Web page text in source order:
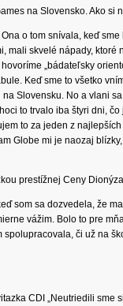
na Slovensko. Ako si
o tom snívala, keď
mali skvelé nápady,
„bádateľsky
Keď sme to všetko
Slovensku. No a vlani
to trvalo iba štyri dni,
to za jeden z
Globe mi je naozaj
prestížnej Ceny
som sa dozvedela, že
vážim. Bolo to pre
či už na
CDI „Neutriedili